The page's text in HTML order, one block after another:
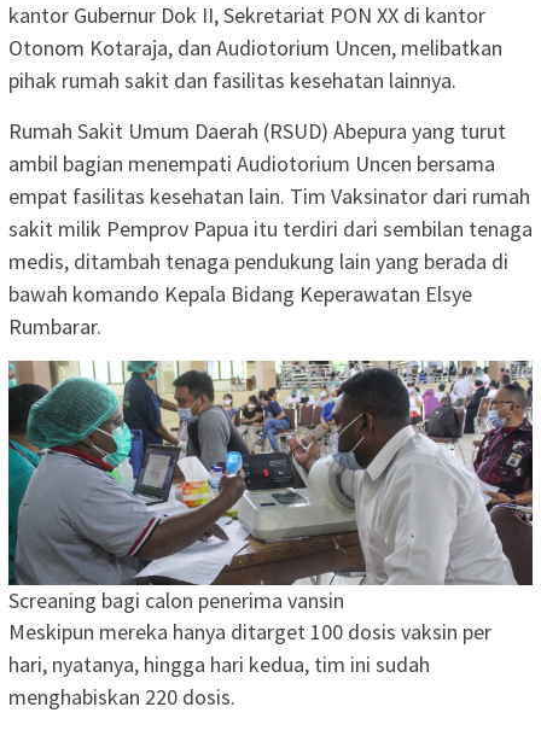
kantor Gubernur Dok II, Sekretariat PON XX di kantor
Otonom Kotaraja, dan Audiotorium Uncen, melibatkan
pihak rumah sakit dan fasilitas kesehatan lainnya.
Rumah Sakit Umum Daerah (RSUD) Abepura yang turut
ambil bagian menempati Audiotorium Uncen bersama
empat fasilitas kesehatan lain. Tim Vaksinator dari rumah
sakit milik Pemprov Papua itu terdiri dari sembilan tenaga
medis, ditambah tenaga pendukung lain yang berada di
bawah komando Kepala Bidang Keperawatan Elsye
Rumbarar.
Screaning bagi calon penerima vansin
Meskipun mereka hanya ditarget 100 dosis vaksin per
hari, nyatanya, hingga hari kedua, tim ini sudah
menghabiskan 220 dosis.